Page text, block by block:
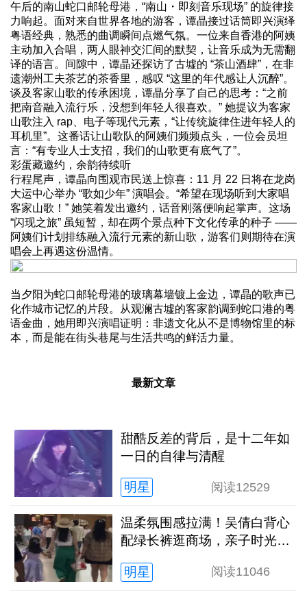
午后的南山蛇口邮轮母港，“南山・即刻音乐现场” 的旋律接
力响起。面对来自世界各地的游客，谭晶接过话筒即兴演绎
粤语经典，熟悉的曲调瞬间点燃气氛。一位来自香港的阿姨
主动加入合唱，两人眼神交汇间的默契，让音乐成为无需翻
译的语言。间隙中，谭晶还探访了古墟的 “茶山酒肆”，在非
遗潮州工夫茶艺的茶香里，感叹 “这里的年代感让人沉醉”。
谈及客家山歌的传承困境，谭晶分享了自己的思考：“之前
把南音融入流行乐，没想到年轻人很喜欢。” 她提议为客家
山歌注入 rap、电子等现代元素，“让传统旋律住进年轻人的
耳机里”。这番话让山歌队的阿姨们频频点头，一位会员坦
言：“有专业人士支招，我们的山歌更有底气了”。
彩蛋藏邀约，余韵待续听
行程尾声，谭晶向围观市民送上惊喜：11 月 22 日将在龙岗
大运中心举办 “歌如少年” 演唱会。“希望在现场听到大家唱
客家山歌！” 她笑着发出邀约，话音刚落便响起掌声。这场
“闪现之旅” 虽短暂，却在两个景点种下文化传承的种子 ——
阿姨们计划排练融入流行元素的新山歌，游客们则期待在演
唱会上再遇这份温情。
当夕阳为蛇口邮轮母港的玻璃幕墙镀上金边，谭晶的歌声已
化作城市记忆的片段。从观澜古墟的客家韵调到蛇口港的粤
语金曲，她用即兴演唱证明：非遗文化从不是博物馆里的标
本，而是能在街头巷尾与生活共鸣的鲜活力量。
最新文章
甜酷反差的背后，是十二年如
一日的自律与清醒
明星 阅读12529
温柔氛围感拉满！吴倩白背心
配绿长裤逛商场，亲子时光松
明星
阅读11046